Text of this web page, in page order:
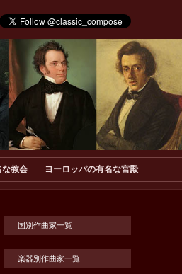
な教会 ヨーロッパの有名な宮殿
国別作曲家一覧
楽器別作曲家一覧